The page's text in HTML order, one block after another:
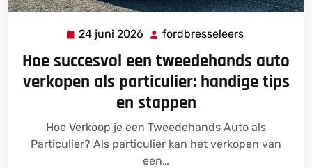
24 juni 2026 24
2026
fordbresseleers
Hoe succesvol een tweedehands auto
verkopen als particulier: handige tips
en stappen
Hoe Verkoop je een Tweedehands Auto als
Particulier? Als particulier kan het verkopen van
een…